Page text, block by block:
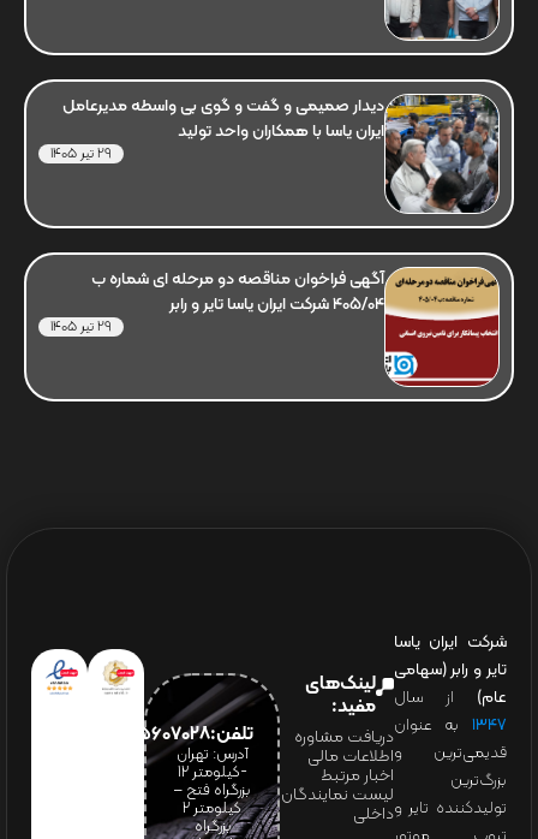
دیدار صمیمی و گفت و گوی بی واسطه مدیرعامل
ایران یاسا با همکاران واحد تولید
29 تیر 1405
آگهی فراخوان مناقصه دو مرحله ای شماره ب
405/04 شرکت ایران یاسا تایر و رابر
29 تیر 1405
شرکت ایران یاسا
تایر و رابر (سهامی
عام) از سال
۱۳۴۷ به عنوان
قدیمی‌ترین و
بزرگ‌ترین
تولیدکننده تایر و
لینک‌های
مفید:
دریافت مشاوره
اطلاعات مالی
اخبار مرتبط
لیست نمایندگان
داخلی
تلفن:65607028(021)
آدرس: تهران
-کیلومتر 12
بزرگراه فتح –
کیلومتر ۲
بزرگراه